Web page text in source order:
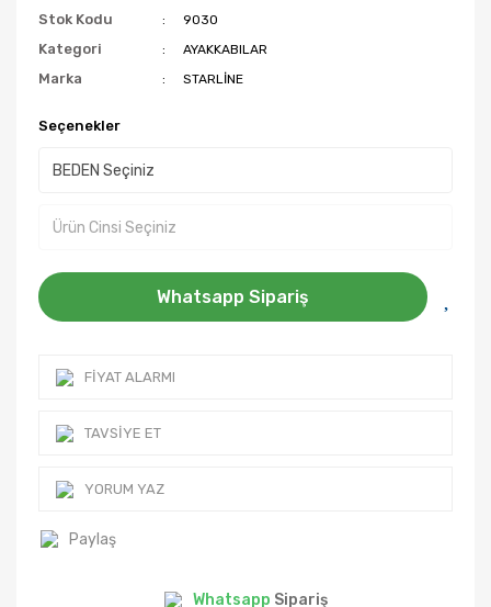
Stok Kodu 9030
Kategori AYAKKABILAR
Marka STARLİNE
Seçenekler
Whatsapp Sipariş
FIYAT ALARMI
TAVSIYE ET
YORUM YAZ
Paylaş
Whatsapp Sipariş